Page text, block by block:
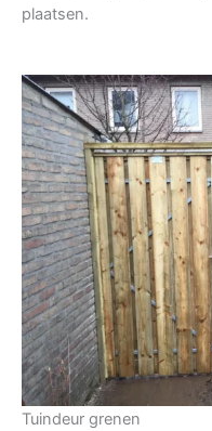
plaatsen.
Tuindeur grenen